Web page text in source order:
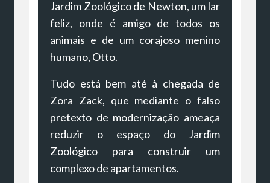
Jardim Zoológico de Newton, um lar
feliz, onde é amigo de todos os
animais e de um corajoso menino
humano, Otto.
Tudo está bem até à chegada de
Zora Zack, que mediante o falso
pretexto de modernização ameaça
reduzir o espaço do Jardim
Zoológico para construir um
complexo de apartamentos.